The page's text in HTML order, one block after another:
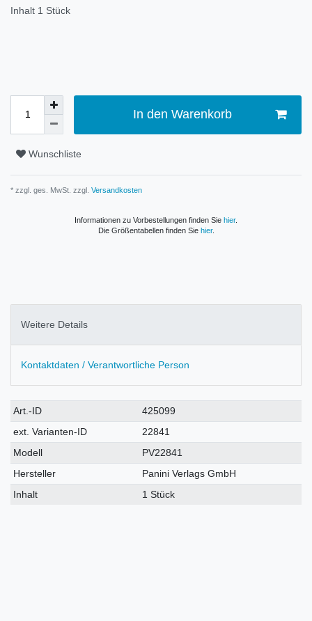
Inhalt 1 Stück
In den Warenkorb
Wunschliste
* zzgl. ges. MwSt. zzgl. Versandkosten
Informationen zu Vorbestellungen finden Sie hier.
Die Größentabellen finden Sie hier.
Weitere Details
Kontaktdaten / Verantwortliche Person
Technisches
Merkmal
Wert
Art.-ID
425099
ext. Varianten-ID
22841
Modell
PV22841
Hersteller
Panini Verlags GmbH
Inhalt
1 Stück